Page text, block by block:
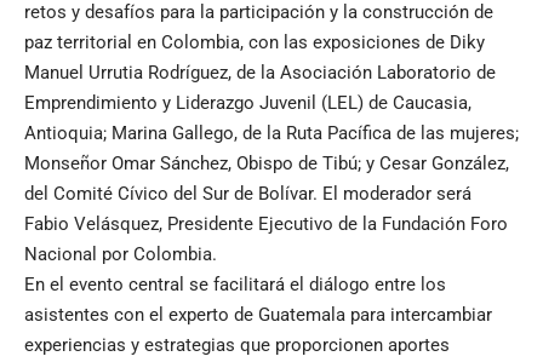
retos y desafíos para la participación y la construcción de
paz territorial en Colombia, con las exposiciones de Diky
Manuel Urrutia Rodríguez, de la Asociación Laboratorio de
Emprendimiento y Liderazgo Juvenil (LEL) de Caucasia,
Antioquia; Marina Gallego, de la Ruta Pacífica de las mujeres;
Monseñor Omar Sánchez, Obispo de Tibú; y Cesar González,
del Comité Cívico del Sur de Bolívar. El moderador será
Fabio Velásquez, Presidente Ejecutivo de la Fundación Foro
Nacional por Colombia.
En el evento central se facilitará el diálogo entre los
asistentes con el experto de Guatemala para intercambiar
experiencias y estrategias que proporcionen aportes